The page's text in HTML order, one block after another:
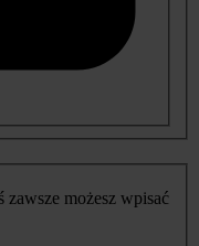
zawsze możesz wpisać